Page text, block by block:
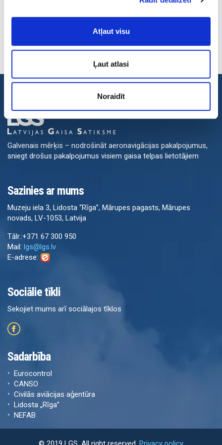
Atļaut visu
Ļaut atlasi
Noraidīt
Atpakaļ
Galvenais mērķis – nodrošināt aeronavigācijas pakalpojumus,
sniegt drošus pakalpojumus visiem gaisa telpas lietotājiem
Sazinies ar mums
Muzeju iela 3, Lidosta “Rīga”, Mārupes pagasts, Mārupes
novads, LV-1053, Latvija
Tālr.:+371 67 300 950
Mail: lgs@lgs.lv
E-adrese:
Sociālie tīkli
Sekojiet mums arī sociālajos tīklos
Sadarbība
Eurocontrol
CANSO
Civilās aviācijas aģentūra
Lidosta „Rīga”
NEFAB